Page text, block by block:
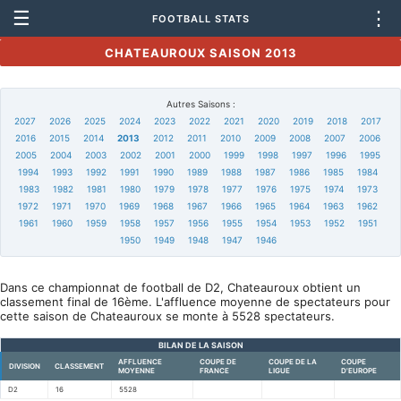
☰ FOOTBALL STATS ⋮
CHATEAUROUX SAISON 2013
Autres Saisons :
2027
2026 2025 2024 2023 2022 2021 2020 2019 2018
2017
2016
2015 2014 2013 2012 2011 2010 2009 2008 2007
2006
2005
2004 2003 2002 2001 2000 1999 1998 1997 1996
1995
1994
1993 1992 1991 1990 1989 1988 1987 1986 1985
1984
1983
1982 1981 1980 1979 1978 1977 1976 1975 1974
1973
1972
1971 1970 1969 1968 1967 1966 1965 1964 1963
1962
1961
1960 1959 1958 1957 1956 1955 1954 1953 1952
1951
1950
1949 1948 1947 1946
Dans ce championnat de football de D2, Chateauroux obtient un
classement final de 16ème. L'affluence moyenne de spectateurs pour
cette saison de Chateauroux se monte à 5528 spectateurs.
BILAN DE LA SAISON
DIVISION CLASSEMENT
AFFLUENCE
MOYENNE
COUPE DE
FRANCE
COUPE DE LA
LIGUE
COUPE
D'EUROPE
D2 16 5528